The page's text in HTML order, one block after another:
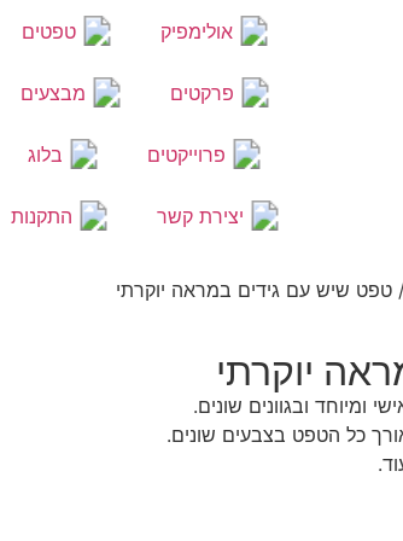
אולימפיק טפטים
פרקטים מבצעים
פרוייקטים בלוג
יצירת קשר התקנות
טפט שיש עם גידים במראה יוקרתי
יוקרתי
ומיוחד ובגוונים שונים.
כל הטפט בצבעים שונים.